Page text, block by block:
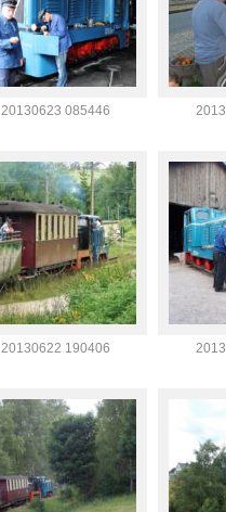
20130623 085446
20130622 190406